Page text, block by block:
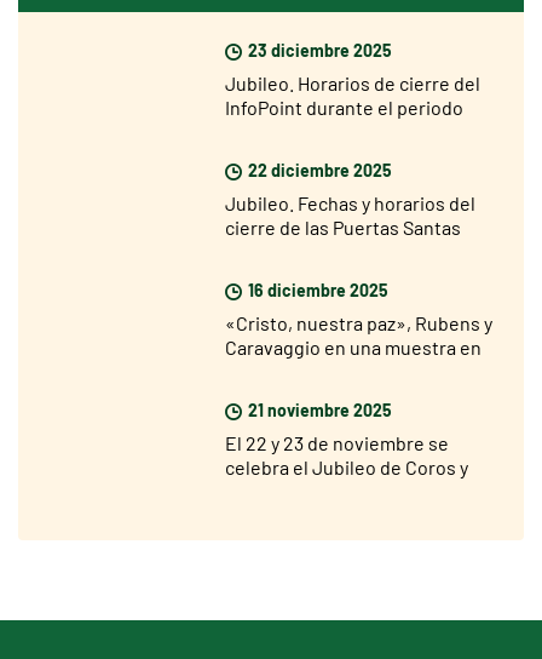
23 diciembre 2025
Jubileo. Horarios de cierre del
InfoPoint durante el periodo
22 diciembre 2025
Jubileo. Fechas y horarios del
cierre de las Puertas Santas
16 diciembre 2025
«Cristo, nuestra paz», Rubens y
Caravaggio en una muestra en
21 noviembre 2025
El 22 y 23 de noviembre se
celebra el Jubileo de Coros y